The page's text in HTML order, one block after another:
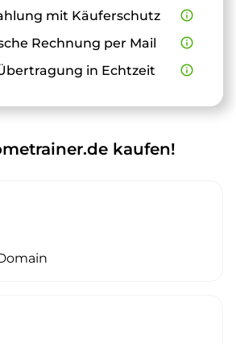
mit Käuferschutz
info_outline
Rechnung per Mail
info_outline
in Echtzeit info_outline
kaufen!